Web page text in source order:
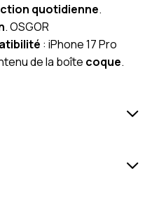
quotidienne.
. OSGOR
: iPhone 17 Pro
de la boîte coque.